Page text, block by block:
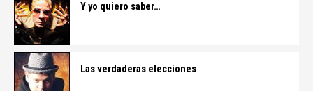
Y yo quiero saber…
Las verdaderas elecciones